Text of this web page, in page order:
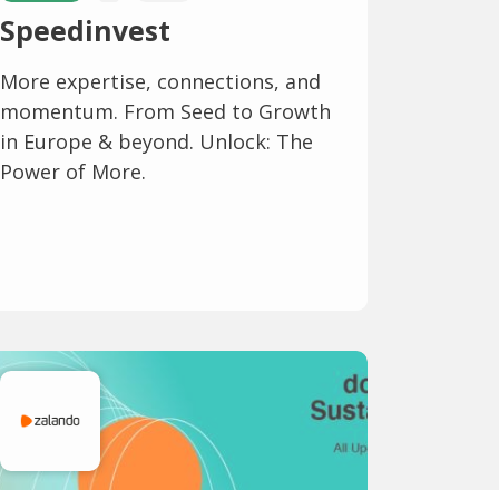
Speedinvest
More expertise, connections, and
momentum. From Seed to Growth
in Europe & beyond. Unlock: The
Power of More.